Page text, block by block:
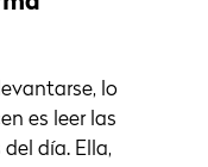
lo
es leer las
día. Ella,